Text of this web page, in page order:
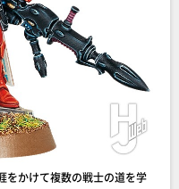
をかけて複数の戦士の道を学